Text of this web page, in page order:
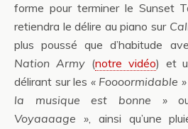
forme pour terminer le Sunset
retiendra le délire au piano sur
plus poussé que d’habitude
Nation Army(notre vidéo) et
délirant sur les « Foooormidable »
la musique est bonne »
Voyaaaage », ainsi qu’une